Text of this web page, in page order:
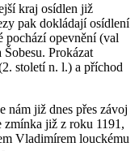
kraj osídlen již
pak dokládají osídlení
pochází opevnění (val
Prokázat
století n. l.) a příchod
nám již dnes přes závoj
zmínka již z roku 1191,
Vladimírem louckému